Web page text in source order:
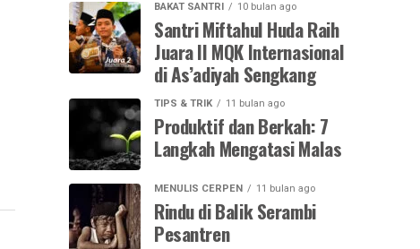
BAKAT SANTRI 10 bulan ago
Santri Miftahul Huda Raih
Juara II MQK Internasional
di As’adiyah Sengkang
TIPS & TRIK 11 bulan ago
Produktif dan Berkah: 7
Langkah Mengatasi Malas
MENULIS CERPEN 11 bulan ago
Rindu di Balik Serambi
Pesantren